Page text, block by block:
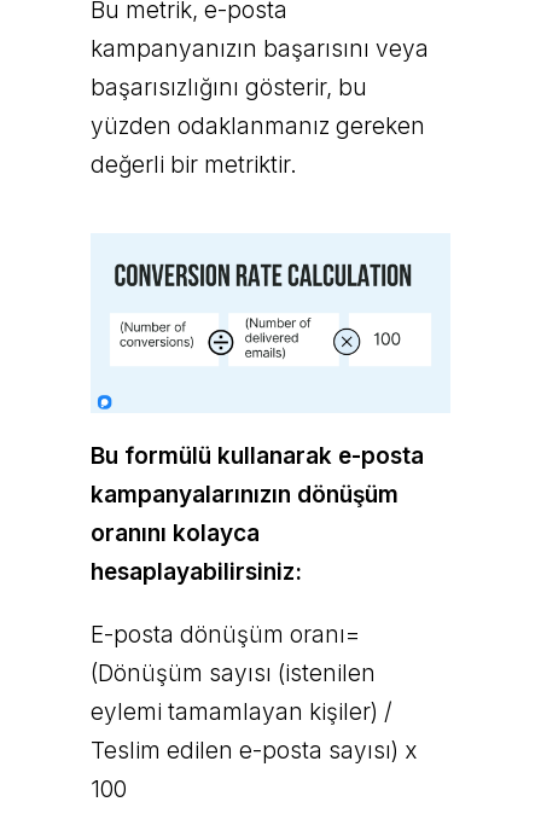
Bu metrik, e-posta
kampanyanızın başarısını veya
başarısızlığını gösterir, bu
yüzden odaklanmanız gereken
değerli bir metriktir.
Bu formülü kullanarak e-posta
kampanyalarınızın dönüşüm
oranını kolayca
hesaplayabilirsiniz:
E-posta dönüşüm oranı=
(Dönüşüm sayısı (istenilen
eylemi tamamlayan kişiler) /
Teslim edilen e-posta sayısı) x
100